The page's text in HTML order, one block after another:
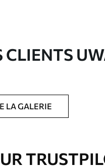
LA GALERIE